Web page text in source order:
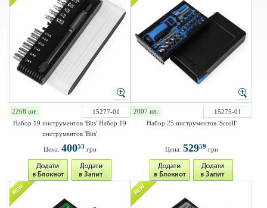
2268 шт.
15277-01
Набор 19 инструментов 'Bits' Набор 19
инструментов 'Bits'
Цена: 40053 грн
2007 шт.
15275-01
Набор 25 инструментов 'Scroll'
Цена: 52959 грн